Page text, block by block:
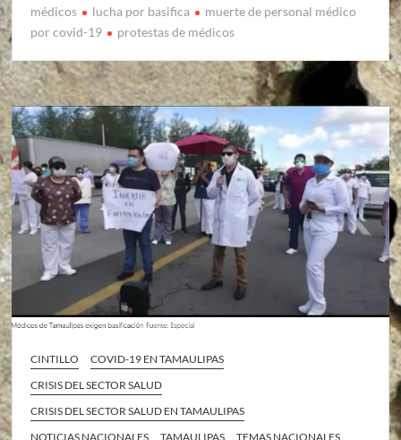
médicos
lucha por basifica
muerte de personal médico
por covid-19
protestas de médicos
CINTILLO
COVID-19 EN TAMAULIPAS
CRISIS DEL SECTOR SALUD
CRISIS DEL SECTOR SALUD EN TAMAULIPAS
NOTICIAS NACIONALES
TAMAULIPAS TEMAS NACIONALES